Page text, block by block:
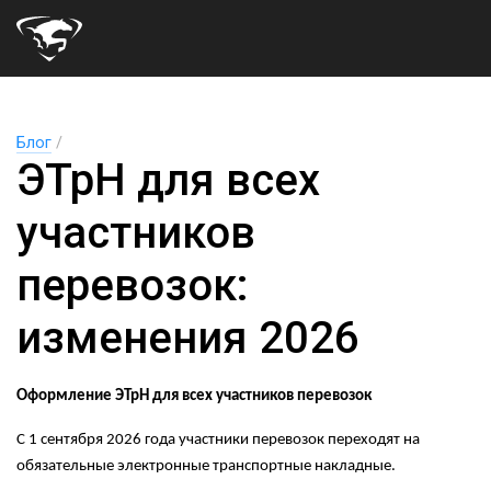
Блог /
ЭТрН для всех
участников
перевозок:
изменения 2026
Оформление ЭТрН для всех участников перевозок
С 1 сентября 2026 года участники перевозок переходят на
обязательные электронные транспортные накладные.